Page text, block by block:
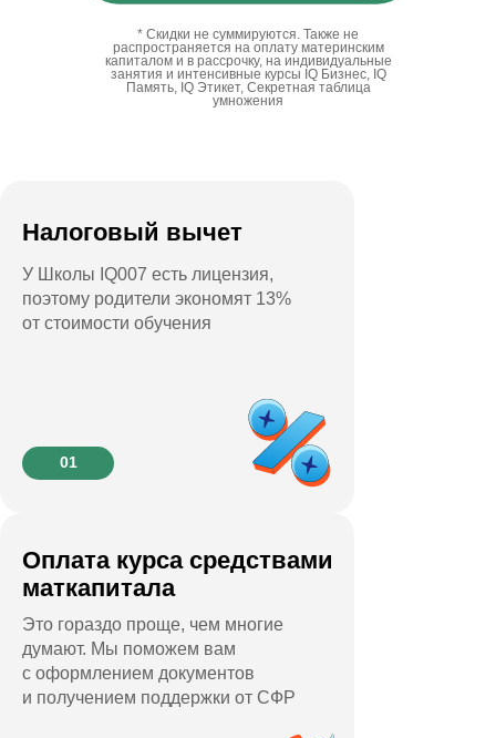
* Скидки не суммируются. Также не
распространяется на оплату материнским
капиталом и в рассрочку, на индивидуальные
занятия и интенсивные курсы IQ Бизнес, IQ
Память, IQ Этикет, Секретная таблица
умножения
Налоговый вычет
У Школы IQ007 есть лицензия,
поэтому родители экономят 13%
от стоимости обучения
01
Оплата курса средствами
маткапитала
Это гораздо проще, чем многие
думают. Мы поможем вам
с оформлением документов
и получением поддержки от СФР